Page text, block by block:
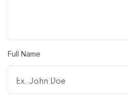
Full Name